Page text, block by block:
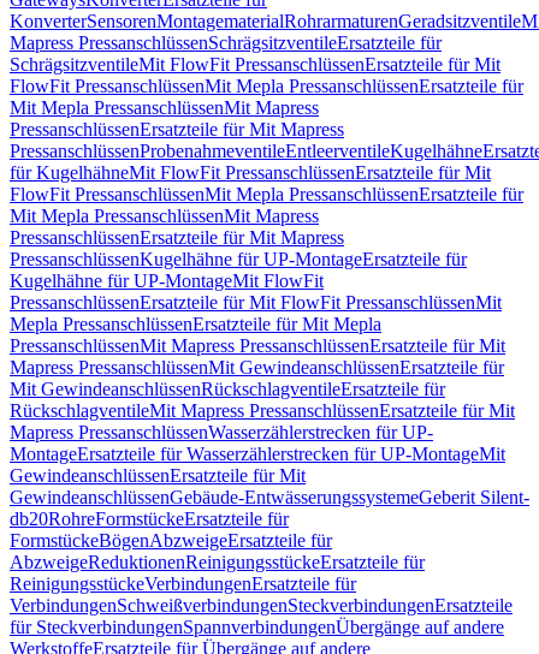
KonverterSensorenMontagematerialRohrarmaturenGeradsitzventile
Mapress PressanschlüssenSchrägsitzventileErsatzteile für
SchrägsitzventileMit FlowFit PressanschlüssenErsatzteile für Mit
FlowFit PressanschlüssenMit Mepla PressanschlüssenErsatzteile für
Mit Mepla PressanschlüssenMit Mapress
PressanschlüssenErsatzteile für Mit Mapress
PressanschlüssenProbenahmeventileEntleerventileKugelhähne
für KugelhähneMit FlowFit PressanschlüssenErsatzteile für Mit
FlowFit PressanschlüssenMit Mepla PressanschlüssenErsatzteile für
Mit Mepla PressanschlüssenMit Mapress
PressanschlüssenErsatzteile für Mit Mapress
PressanschlüssenKugelhähne für UP-MontageErsatzteile für
Kugelhähne für UP-MontageMit FlowFit
PressanschlüssenErsatzteile für Mit FlowFit PressanschlüssenMit
Mepla PressanschlüssenErsatzteile für Mit Mepla
PressanschlüssenMit Mapress PressanschlüssenErsatzteile für Mit
Mapress PressanschlüssenMit GewindeanschlüssenErsatzteile für
Mit GewindeanschlüssenRückschlagventileErsatzteile für
RückschlagventileMit Mapress PressanschlüssenErsatzteile für Mit
Mapress PressanschlüssenWasserzählerstrecken für UP-
MontageErsatzteile für Wasserzählerstrecken für UP-MontageMit
GewindeanschlüssenErsatzteile für Mit
GewindeanschlüssenGebäude-EntwässerungssystemeGeberit Silent-
db20RohreFormstückeErsatzteile für
FormstückeBögenAbzweigeErsatzteile für
AbzweigeReduktionenReinigungsstückeErsatzteile für
ReinigungsstückeVerbindungenErsatzteile für
VerbindungenSchweißverbindungenSteckverbindungenErsatzteile
für SteckverbindungenSpannverbindungenÜbergänge auf andere
WerkstoffeErsatzteile für Übergänge auf andere